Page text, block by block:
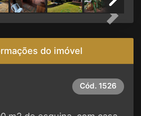
Next
do imóvel
Cód. 1526